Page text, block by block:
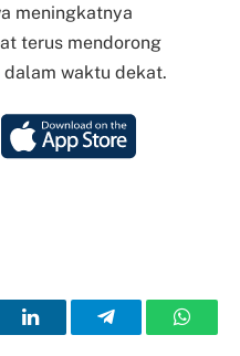
meningkatnya
terus mendorong
dalam waktu dekat.
LinkedInTelegram